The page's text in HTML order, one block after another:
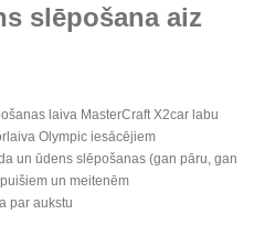
slēpošana aiz
laiva MasterCraft X2car labu
Olympic iesācējiem
un ūdens slēpošanas (gan pāru, gan
un meitenēm
par aukstu